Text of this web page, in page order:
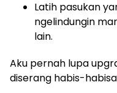
Latih pasukan
ngelindungin
lain.
Aku pernah lupa
diserang habis-